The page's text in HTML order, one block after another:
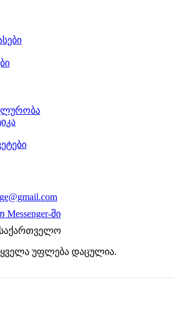
ში
ყველა უფლება დაცულია.